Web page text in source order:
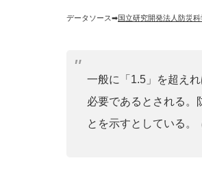
データソース➡︎国立研究開発法人防災
一般に「1.5」を超え
必要であるとされる。
とを示すとしている。